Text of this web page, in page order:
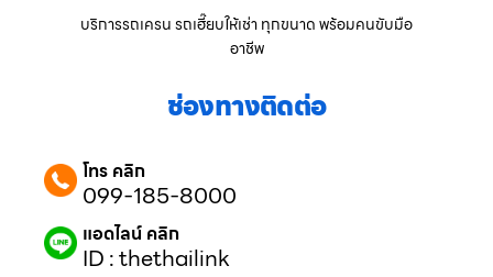
บริการรถเครน รถเฮี๊ยบให้เช่า ทุกขนาด พร้อมคนขับมือ
อาชีพ
ช่องทางติดต่อ
โทร คลิก
099-185-8000
แอดไลน์ คลิก
ID : thethailink